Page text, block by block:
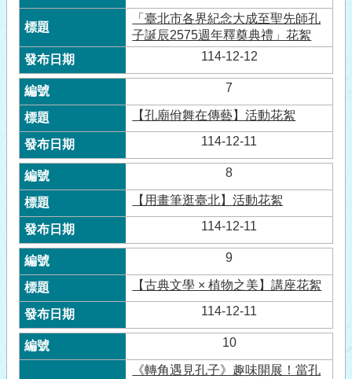
「臺北市各界紀念大成至聖先師孔
子誕辰2575週年釋奠典禮」花絮
114-12-12
7
【孔廟佾舞在傳藝】活動花絮
114-12-11
8
【用畫筆逛臺北】活動花絮
114-12-11
9
【古典文學 × 植物之美】講座花絮
114-12-11
10
《轉角遇見孔子》趣味開展！當孔